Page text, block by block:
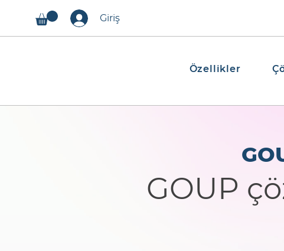
Giriş
Özellikler
GOUP